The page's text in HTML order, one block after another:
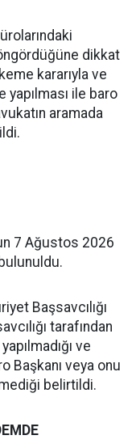
dikkat
kararıyla ve
yapılması ile baro
aramada
7 Ağustos 2026
Başsavcılığı
tarafından
ve
Başkanı veya onu
belirtildi.